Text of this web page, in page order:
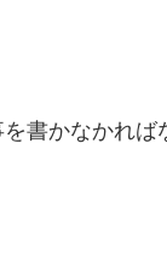
書かなかれ